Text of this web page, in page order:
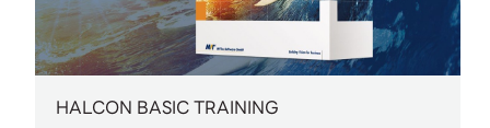
HALCON BASIC TRAINING